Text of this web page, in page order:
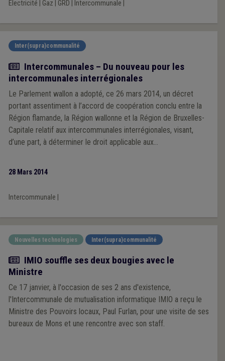
Assets" qui est donc, depuis le début de cette année, devenu
aujourd'hui comme très réussie.
Électricité Gaz GRD Intercommunale
Inter(supra)communalité
Actualité
Intercommunales – Du nouveau pour les
intercommunales interrégionales
Le Parlement wallon a adopté, ce 26 mars 2014, un décret
portant assentiment à l’accord de coopération conclu entre la
Région flamande, la Région wallonne et la Région de Bruxelles-
Capitale relatif aux intercommunales interrégionales, visant,
d’une part, à déterminer le droit applicable aux
28 Mars 2014
Intercommunale
Nouvelles technologies Inter(supra)communalité
Actualité
IMIO souffle ses deux bougies avec le
Ministre
Ce 17 janvier, à l'occasion de ses 2 ans d'existence,
l'Intercommunale de mutualisation informatique IMIO a reçu le
Ministre des Pouvoirs locaux, Paul Furlan, pour une visite de ses
bureaux de Mons et une rencontre avec son staff.